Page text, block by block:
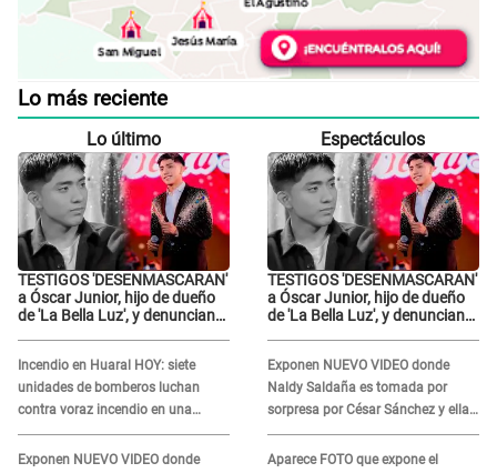
Lo más reciente
Lo último
TESTIGOS 'DESENMASCARAN'
a Óscar Junior, hijo de dueño
de 'La Bella Luz', y denuncian
Incendio en Huaral HOY: siete
unidades de bomberos luchan
contra voraz incendio en una
ferretería
Exponen NUEVO VIDEO donde
Espectáculos
TESTIGOS 'DESENMASCARAN'
a Óscar Junior, hijo de dueño
de 'La Bella Luz', y denuncian
Exponen NUEVO VIDEO donde
Naldy Saldaña es tomada por
sorpresa por César Sánchez y ella
evidencia su REACCIÓN: Le agarró
la mano
Aparece FOTO que expone el